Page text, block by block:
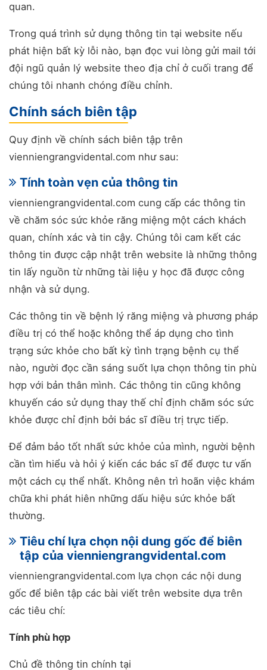
quan.
Trong quá trình sử dụng thông tin tại website nếu
phát hiện bất kỳ lỗi nào, bạn đọc vui lòng gửi mail tới
đội ngũ quản lý website theo địa chỉ ở cuối trang để
chúng tôi nhanh chóng điều chỉnh.
Chính sách biên tập
Quy định về chính sách biên tập trên
vienniengrangvidental.com như sau:
Tính toàn vẹn của thông tin
vienniengrangvidental.com cung cấp các thông tin
về chăm sóc sức khỏe răng miệng một cách khách
quan, chính xác và tin cậy. Chúng tôi cam kết các
thông tin được cập nhật trên website là những thông
tin lấy nguồn từ những tài liệu y học đã được công
nhận và sử dụng.
Các thông tin về bệnh lý răng miệng và phương pháp
điều trị có thể hoặc không thể áp dụng cho tình
trạng sức khỏe cho bất kỳ tình trạng bệnh cụ thể
nào, người đọc cần sáng suốt lựa chọn thông tin phù
hợp với bản thân mình. Các thông tin cũng không
khuyến cáo sử dụng thay thế chỉ định chăm sóc sức
khỏe được chỉ định bởi bác sĩ điều trị trực tiếp.
Để đảm bảo tốt nhất sức khỏe của mình, người bệnh
cần tìm hiểu và hỏi ý kiến các bác sĩ để được tư vấn
một cách cụ thể nhất. Không nên trì hoãn việc khám
chữa khi phát hiên những dấu hiệu sức khỏe bất
thường.
Tiêu chí lựa chọn nội dung gốc để biên
tập của vienniengrangvidental.com
vienniengrangvidental.com lựa chọn các nội dung
gốc để biên tập các bài viết trên website dựa trên
các tiêu chí:
Tính phù hợp
Chủ đề thông tin chính tại